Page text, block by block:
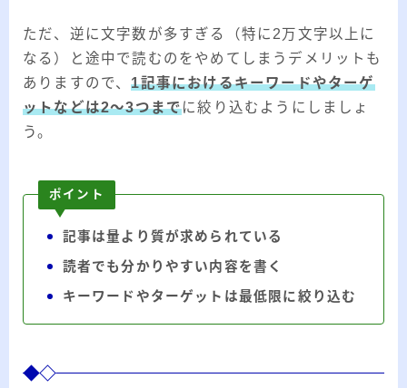
ただ、逆に文字数が多すぎる（特に2万文字以上に
なる）と途中で読むのをやめてしまうデメリットも
ありますので、1記事におけるキーワードやターゲ
ットなどは2～3つまでに絞り込むようにしましょ
う。
ポイント
記事は量より質が求められている
読者でも分かりやすい内容を書く
キーワードやターゲットは最低限に絞り込む